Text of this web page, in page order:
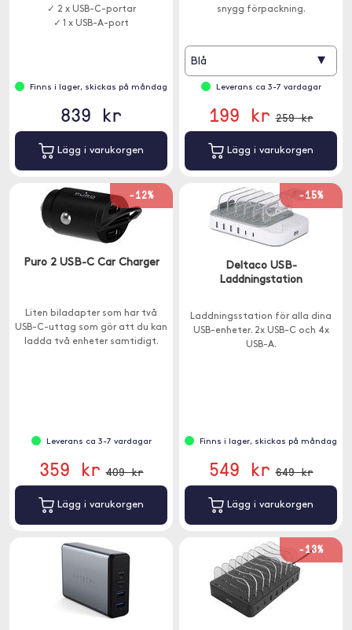
✓ 2 x USB-C-portar
✓ 1 x USB-A-port
Finns i lager, skickas på måndag
839 kr
Lägg i varukorgen
snygg förpackning.
Blå ▾
Leverans ca 3-7 vardagar
199 kr 259 kr
Lägg i varukorgen
-12%
Puro 2 USB-C Car Charger
Liten biladapter som har två
USB-C-uttag som gör att du kan
ladda två enheter samtidigt.
Leverans ca 3-7 vardagar
359 kr 409 kr
Lägg i varukorgen
-15%
Deltaco USB-
Laddningstation
Laddningsstation för alla dina
USB-enheter. 2x USB-C och 4x
USB-A.
Finns i lager, skickas på måndag
549 kr 649 kr
Lägg i varukorgen
-13%